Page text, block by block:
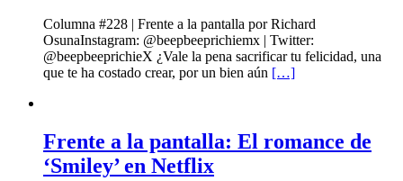
Columna #228 | Frente a la pantalla por Richard
OsunaInstagram: @beepbeeprichiemx | Twitter:
@beepbeeprichieX ¿Vale la pena sacrificar tu felicidad, una
que te ha costado crear, por un bien aún […]
Frente a la pantalla: El romance de
‘Smiley’ en Netflix